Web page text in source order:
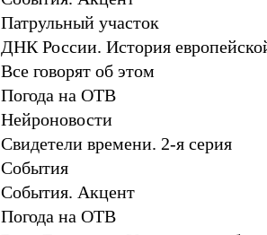
Патрульный участок
ДНК России. История
Все говорят об этом
Погода на ОТВ
Нейроновости
Свидетели времени. 2-я серия
События
События. Акцент
Погода на ОТВ